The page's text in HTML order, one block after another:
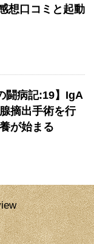
想口コミと起動
闘病記:19】IgA
摘出手術を行
が始まる